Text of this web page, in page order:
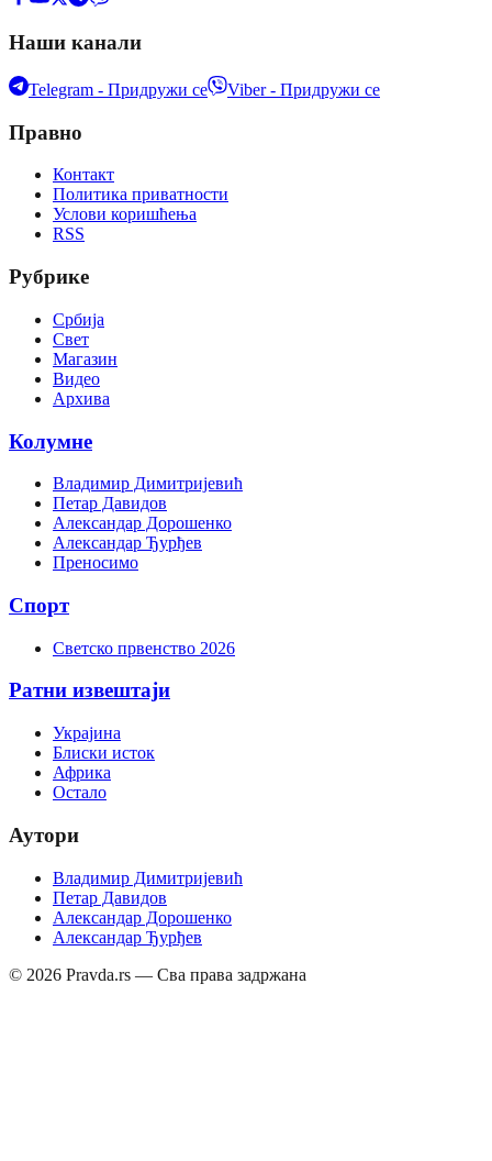
Наши канали
Telegram - Придружи се Viber - Придружи се
Правно
Контакт
Политика приватности
Услови коришћења
RSS
Рубрике
Србија
Свет
Магазин
Видео
Архива
Колумне
Владимир Димитријевић
Петар Давидов
Александар Дорошенко
Александар Ђурђев
Преносимо
Спорт
Светско првенство 2026
Ратни извештаји
Украјина
Блиски исток
Африка
Остало
Аутори
Владимир Димитријевић
Петар Давидов
Александар Дорошенко
Александар Ђурђев
© 2026 Pravda.rs — Сва права задржана